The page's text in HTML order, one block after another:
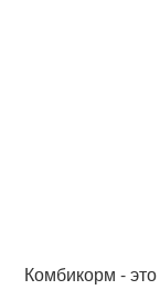
Комбикорм -